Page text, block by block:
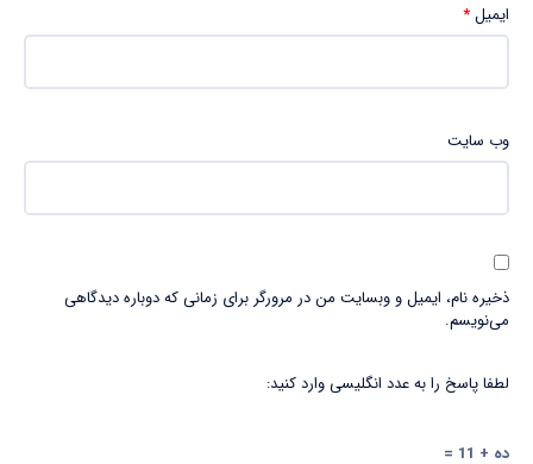
ایمیل*
وب‌ سایت
ذخیره نام، ایمیل و وبسایت من در مرورگر برای زمانی که دوباره دیدگاهی
می‌نویسم.
لطفا پاسخ را به عدد انگلیسی وارد کنید:
ده + 11 =